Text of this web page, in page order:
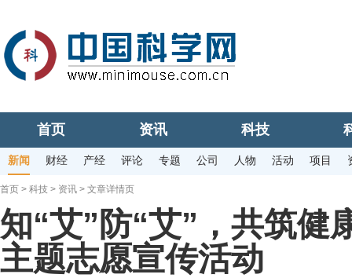
首页 资讯 科技
新闻 财经 产经 评论 专题 公司 人物 活动 项目
首页 > 科技 > 资讯 > 文章详情页
知“艾”防“艾”，共筑
主题志愿宣传活动